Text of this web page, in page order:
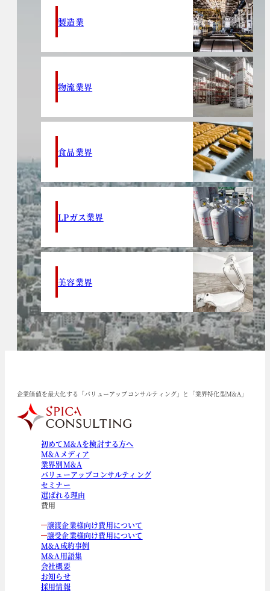
製造業
物流業界
食品業界
LPガス業界
美容業界
企業価値を最大化する「バリューアップコンサルティング」と「業界特化型M&A」
初めてM&Aを検討する方へ
M&Aメディア
業界別M&A
バリューアップコンサルティング
セミナー
選ばれる理由
費用
譲渡企業様向け費用について
譲受企業様向け費用について
M&A成約事例
M&A用語集
会社概要
お知らせ
採用情報